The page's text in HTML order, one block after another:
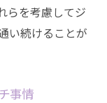
ム
ランス
らを考慮してジ
い続けることが
事情